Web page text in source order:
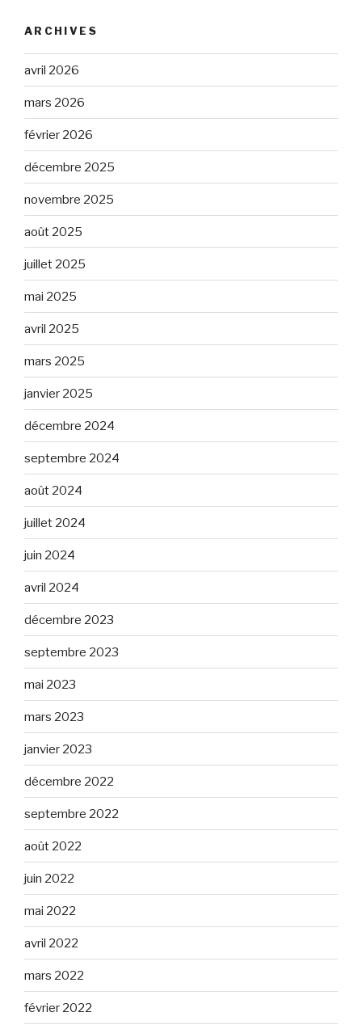
ARCHIVES
avril 2026
mars 2026
février 2026
décembre 2025
novembre 2025
août 2025
juillet 2025
mai 2025
avril 2025
mars 2025
janvier 2025
décembre 2024
septembre 2024
août 2024
juillet 2024
juin 2024
avril 2024
décembre 2023
septembre 2023
mai 2023
mars 2023
janvier 2023
décembre 2022
septembre 2022
août 2022
juin 2022
mai 2022
avril 2022
mars 2022
février 2022